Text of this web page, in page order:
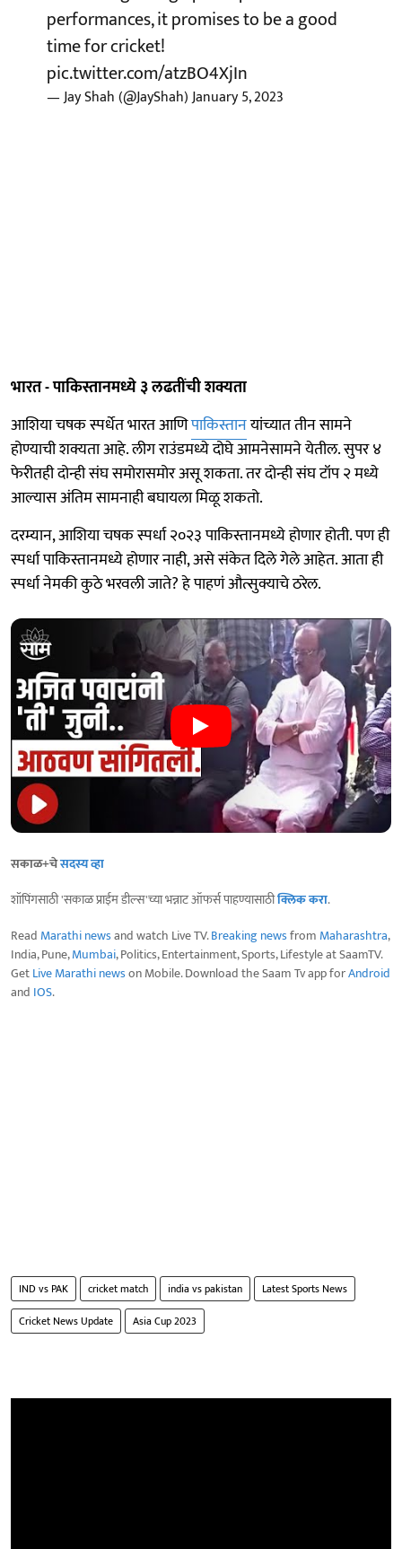
performances, it promises to be a good
time for cricket!
pic.twitter.com/atzBO4XjIn
— Jay Shah (@JayShah)January 5, 2023
भारत - पाकिस्तानमध्ये ३ लढतींची शक्यता
आशिया चषक स्पर्धेत भारत आणिपाकिस्तानयांच्यात तीन सामने
होण्याची शक्यता आहे. लीग राउंडमध्ये दोघे आमनेसामने येतील. सुपर ४
फेरीतही दोन्ही संघ समोरासमोर असू शकता. तर दोन्ही संघ टॉप २ मध्ये
आल्यास अंतिम सामनाही बघायला मिळू शकतो.
दरम्यान, आशिया चषक स्पर्धा २०२३ पाकिस्तानमध्ये होणार होती. पण ही
स्पर्धा पाकिस्तानमध्ये होणार नाही, असे संकेत दिले गेले आहेत. आता ही
स्पर्धा नेमकी कुठे भरवली जाते? हे पाहणं औत्सुक्याचे ठरेल.
सकाळ+चेसदस्य व्हा
शॉपिंगसाठी 'सकाळ प्राईम डील्स'च्या भन्नाट ऑफर्स पाहण्यासाठीक्लिक करा.
Read Marathi newsand watch Live TV.Breaking newsfrom Maharashtra,
India, Pune,Mumbai, Politics, Entertainment, Sports, Lifestyle at SaamTV.
GetLive Marathi newson Mobile. Download the Saam Tv app forAndroid
and IOS.
IND vs PAK cricket match india vs pakistan
Latest Sports News
Cricket News Update
Asia Cup 2023